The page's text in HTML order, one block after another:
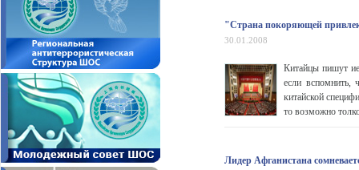
"Страна покоряющей
30.01.2008
Китайцы пишут
если вспомнить,
китайской
то возможно
Лидер Афганистана